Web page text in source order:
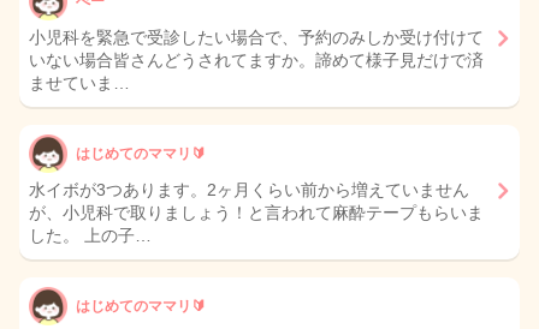
小児科を緊急で受診したい場合で、予約のみしか受け付けて
いない場合皆さんどうされてますか。諦めて様子見だけで済
ませていま…
はじめてのママリ🔰
水イボが3つあります。2ヶ月くらい前から増えていません
が、小児科で取りましょう！と言われて麻酔テープもらいま
した。 上の子…
はじめてのママリ🔰